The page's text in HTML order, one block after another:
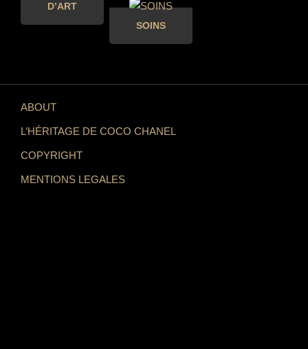
D’ART
SOINS
ABOUT
L’HÉRITAGE DE COCO CHANEL
COPYRIGHT
MENTIONS LEGALES